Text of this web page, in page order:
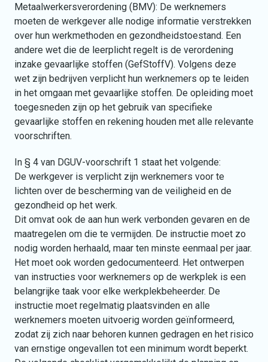
Metaalwerkersverordening (BMV): De werknemers
moeten de werkgever alle nodige informatie verstrekken
over hun werkmethoden en gezondheidstoestand. Een
andere wet die de leerplicht regelt is de verordening
inzake gevaarlijke stoffen (GefStoffV). Volgens deze
wet zijn bedrijven verplicht hun werknemers op te leiden
in het omgaan met gevaarlijke stoffen. De opleiding moet
toegesneden zijn op het gebruik van specifieke
gevaarlijke stoffen en rekening houden met alle relevante
voorschriften.
In § 4 van DGUV-voorschrift 1 staat het volgende:
De werkgever is verplicht zijn werknemers voor te
lichten over de bescherming van de veiligheid en de
gezondheid op het werk.
Dit omvat ook de aan hun werk verbonden gevaren en de
maatregelen om die te vermijden. De instructie moet zo
nodig worden herhaald, maar ten minste eenmaal per jaar.
Het moet ook worden gedocumenteerd. Het ontwerpen
van instructies voor werknemers op de werkplek is een
belangrijke taak voor elke werkplekbeheerder. De
instructie moet regelmatig plaatsvinden en alle
werknemers moeten uitvoerig worden geïnformeerd,
zodat zij zich naar behoren kunnen gedragen en het risico
van ernstige ongevallen tot een minimum wordt beperkt.